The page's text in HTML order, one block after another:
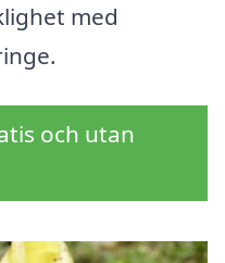
med
och utan